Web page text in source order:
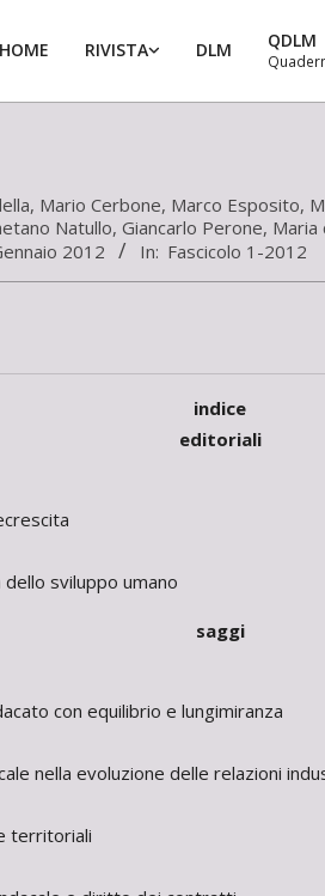
HOME RIVISTA DLM QDLM
, Mario Cerbone, Marco Esposito,
Natullo, Giancarlo Perone, Maria
2012 In: Fascicolo 1-2012
indice
editoriali
sviluppo umano
saggi
con equilibrio e lungimiranza
nella evoluzione delle relazioni
territoriali